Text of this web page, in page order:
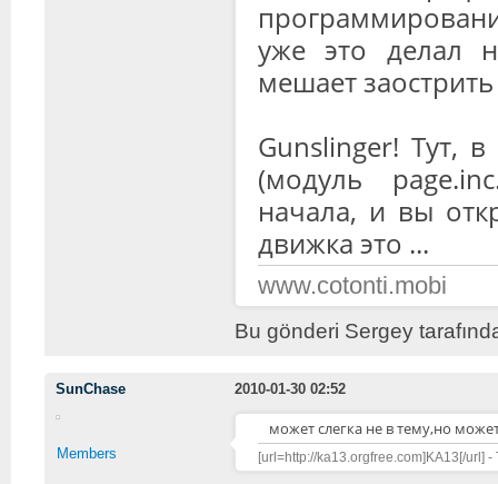
уже это делал
мешает
Gunslinger! Тут,
(модуль
начала, и вы
движка это ...
www.cotonti.mobi
Bu gönderi Sergey
SunChase 2010-01-30 02:52
Members
может слегка не в тему,но
[url=http://ka13.orgfree.com]KA13[/url]